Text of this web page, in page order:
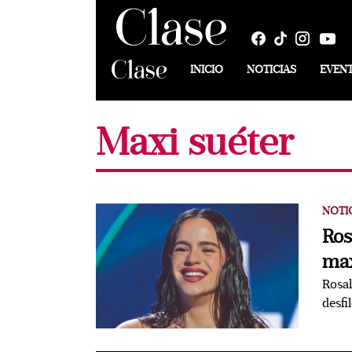
INICIO NOTICIAS
Maxi suéter